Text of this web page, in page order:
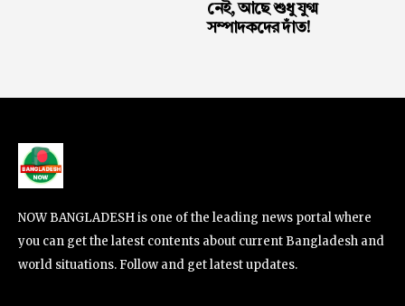
নেই, আছে শুধু যুগ্ম
সম্পাদকদের দাঁত!
NOW BANGLADESH is one of the leading news portal where
you can get the latest contents about current Bangladesh and
world situations. Follow and get latest updates.